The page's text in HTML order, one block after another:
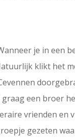
je in
klikt het
een broer
vrienden
gezeten